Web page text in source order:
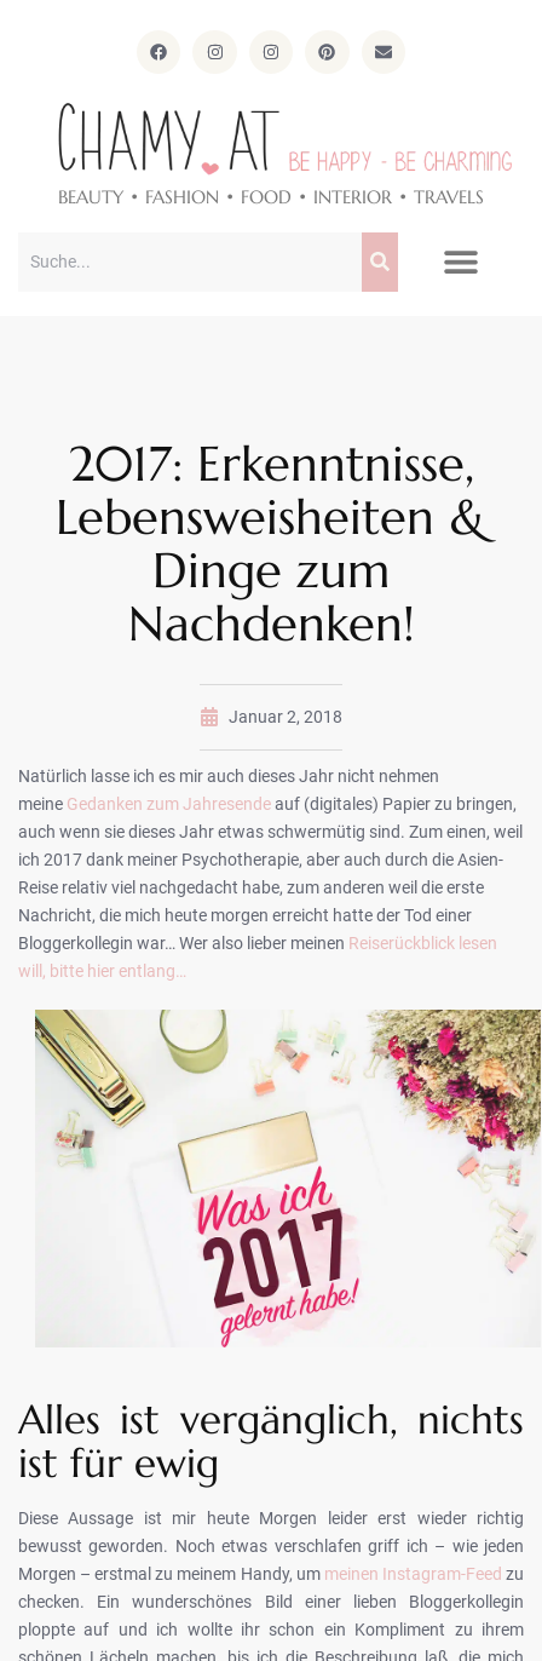
BEAUTY • FASHION • FOOD • INTERIOR • TRAVELS
2017: Erkenntnisse,
Lebensweisheiten &
Dinge zum
Nachdenken!
Januar 2, 2018
Natürlich lasse ich es mir auch dieses Jahr nicht nehmen
meine Gedanken zum Jahresendeauf (digitales) Papier zu bringen,
auch wenn sie dieses Jahr etwas schwermütig sind. Zum einen, weil
ich 2017 dank meiner Psychotherapie, aber auch durch die Asien-
Reise relativ viel nachgedacht habe, zum anderen weil die erste
Nachricht, die mich heute morgen erreicht hatte der Tod einer
Bloggerkollegin war… Wer also lieber meinen Reiserückblick lesen
will, bitte hier entlang…
Alles ist vergänglich, nichts
ist für ewig
Diese Aussage ist mir heute Morgen leider erst wieder richtig
bewusst geworden. Noch etwas verschlafen griff ich – wie jeden
Morgen – erstmal zu meinem Handy, um meinen Instagram-Feed zu
checken. Ein wunderschönes Bild einer lieben Bloggerkollegin
ploppte auf und ich wollte ihr schon ein Kompliment zu ihrem
schönen Lächeln machen, bis ich die Beschreibung laß, die mich